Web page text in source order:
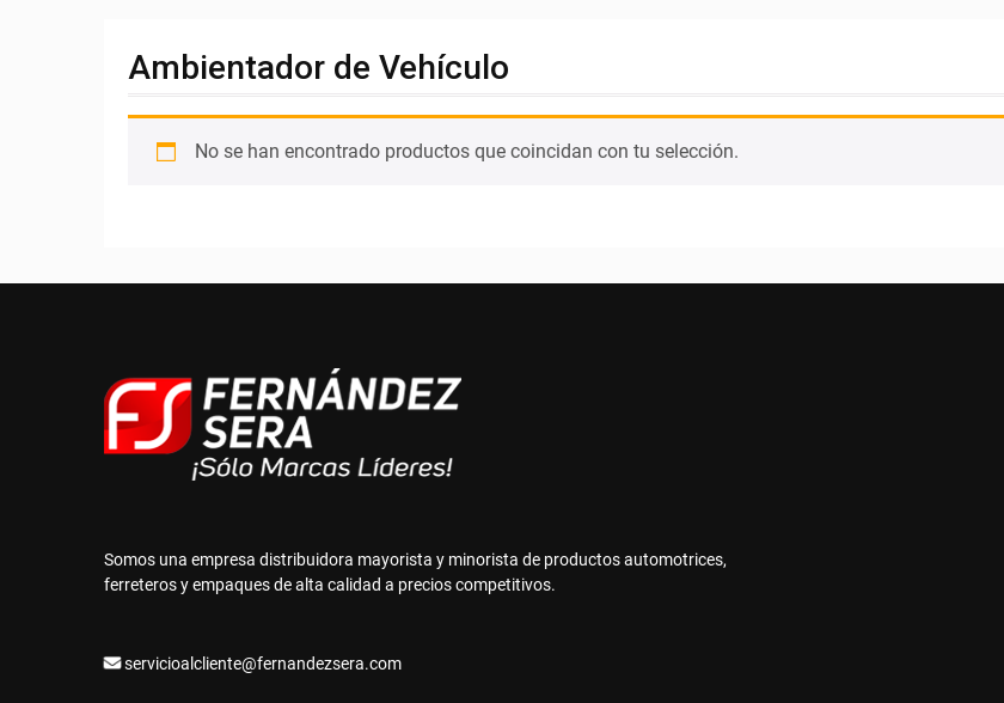
Ambientador de Vehículo
No se han encontrado productos que coincidan con tu selección.
Somos una empresa distribuidora mayorista y minorista de productos automotrices,
ferreteros y empaques de alta calidad a precios competitivos.
servicioalcliente@fernandezsera.com